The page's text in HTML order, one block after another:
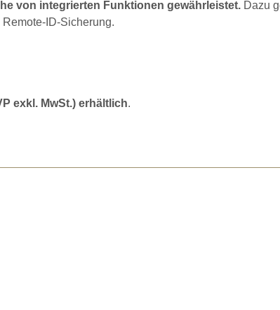
von integrierten Funktionen gewährleistet. Dazu
ID-Sicherung.
exkl. MwSt.) erhältlich.